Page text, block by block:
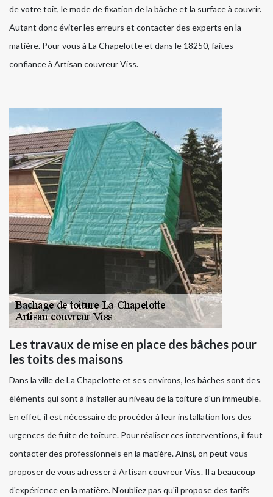
de votre toit, le mode de fixation de la bâche et la surface à couvrir.
Autant donc éviter les erreurs et contacter des experts en la
matière. Pour vous à La Chapelotte et dans le 18250, faites
confiance à Artisan couvreur Viss.
Les travaux de mise en place des bâches pour
les toits des maisons
Dans la ville de La Chapelotte et ses environs, les bâches sont des
éléments qui sont à installer au niveau de la toiture d'un immeuble.
En effet, il est nécessaire de procéder à leur installation lors des
urgences de fuite de toiture. Pour réaliser ces interventions, il faut
contacter des professionnels en la matière. Ainsi, on peut vous
proposer de vous adresser à Artisan couvreur Viss. Il a beaucoup
d'expérience en la matière. N'oubliez pas qu'il propose des tarifs